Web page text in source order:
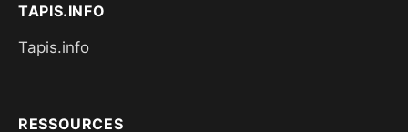
TAPIS.INFO
Tapis.info
RESSOURCES